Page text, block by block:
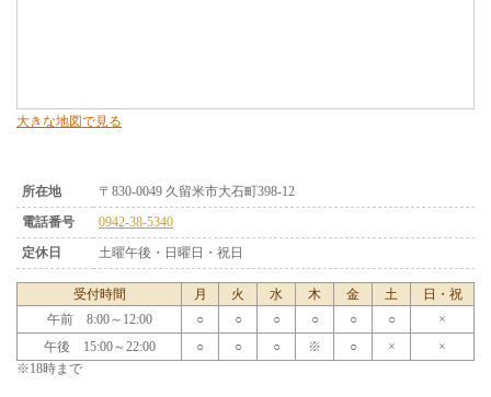
大きな地図で見る
所在地
〒830-0049 久留米市大石町398-12
電話番号
0942-38-5340
定休日
土曜午後・日曜日・祝日
受付時間 月 火 水 木 金 土
日・祝
午前 8:00～12:00
○ ○ ○ ○ ○ ○
×
午後 15:00～22:00
○ ○ ○ ※ ○ ×
×
※18時まで